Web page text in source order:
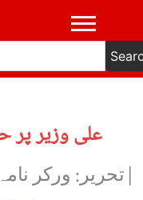
علی وزیر پر
|تحریر: ورکر